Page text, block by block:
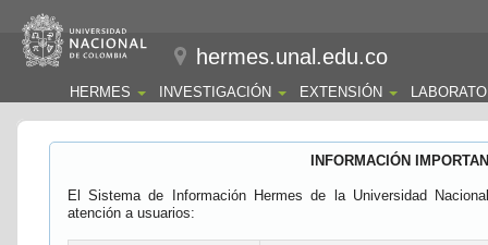
hermes.unal.edu.co
HERMES INVESTIGACIÓN EXTENSIÓN
INFORMACIÓN
El Sistema de Información Hermes de la Universidad
atención a usuarios: